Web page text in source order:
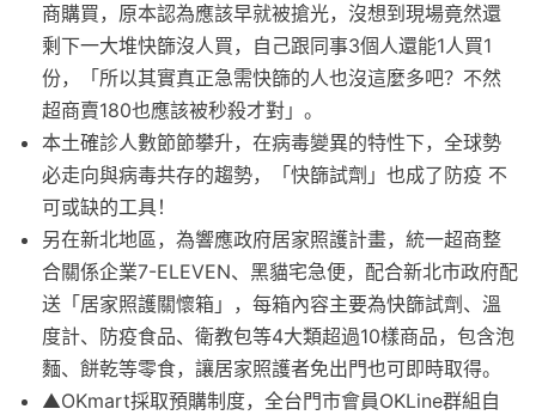
商購買，原本認為應該早就被搶光，沒想到現場竟然還
剩下一大堆快篩沒人買，自己跟同事3個人還能1人買1
份，「所以其實真正急需快篩的人也沒這麼多吧？不然
超商賣180也應該被秒殺才對」。
本土確診人數節節攀升，在病毒變異的特性下，全球勢
必走向與病毒共存的趨勢，「快篩試劑」也成了防疫 不
可或缺的工具！
另在新北地區，為響應政府居家照護計畫，統一超商整
合關係企業7-ELEVEN、黑貓宅急便，配合新北市政府配
送「居家照護關懷箱」，每箱內容主要為快篩試劑、溫
度計、防疫食品、衛教包等4大類超過10樣商品，包含泡
麵、餅乾等零食，讓居家照護者免出門也可即時取得。
▲OKmart採取預購制度，全台門市會員OKLine群組自